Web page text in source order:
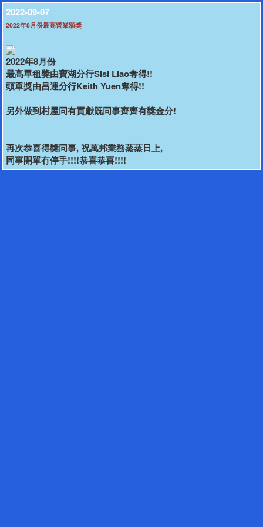
2022-09-07
2022年8月份最高營業額獎
2022年8月份
最高單租獎由寶湖分行Sisi Liao奪得!!
頭單獎由昌運分行Keith Yuen奪得!!
另外做到村屋同有貢獻既同事齊齊有獎金分!
再次恭喜得獎同事, 祝萬邦業務蒸蒸日上,
同事開單冇停手!!!!恭喜恭喜!!!!